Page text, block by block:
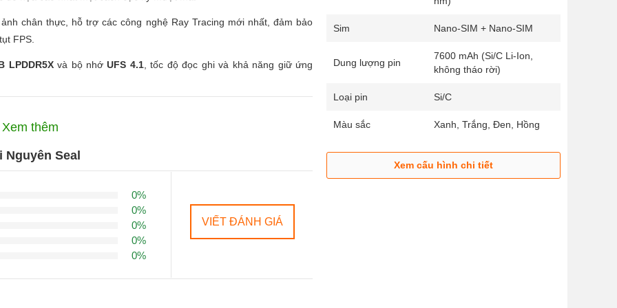
chân thực, hỗ trợ các công nghệ Ray Tracing mới nhất, đảm bảo
FPS.
LPDDR5Xvà bộ nhớUFS 4.1, tốc độ đọc ghi và khả năng giữ ứng
pin khổng lồ
liên tục hơn 10 tiếng hoặc sử dụng các tác vụ hỗn hợp lên đến 3
cho viên pin khổng lồ, đảm bảo cuộc vui không bị gián đoạn quá
thủy tinh giúp máy vừa nhẹ (khoảng 202g) vừa vô cùng chắc chắn.
Vệ Mắt Tuyệt Đối
mà còn bảo vệ sức khỏe người dùng:
Xem thêm
Seal
0%
0%
0%
0%
0%
VIẾT ĐÁNH GIÁ
Sim Nano-SIM + Nano-SIM
Dung lượng pin
7600 mAh (Si/C Li-Ion,
không tháo rời)
Loại pin Si/C
Màu sắc Xanh, Trắng, Đen, Hồng
Xem cấu hình chi tiết